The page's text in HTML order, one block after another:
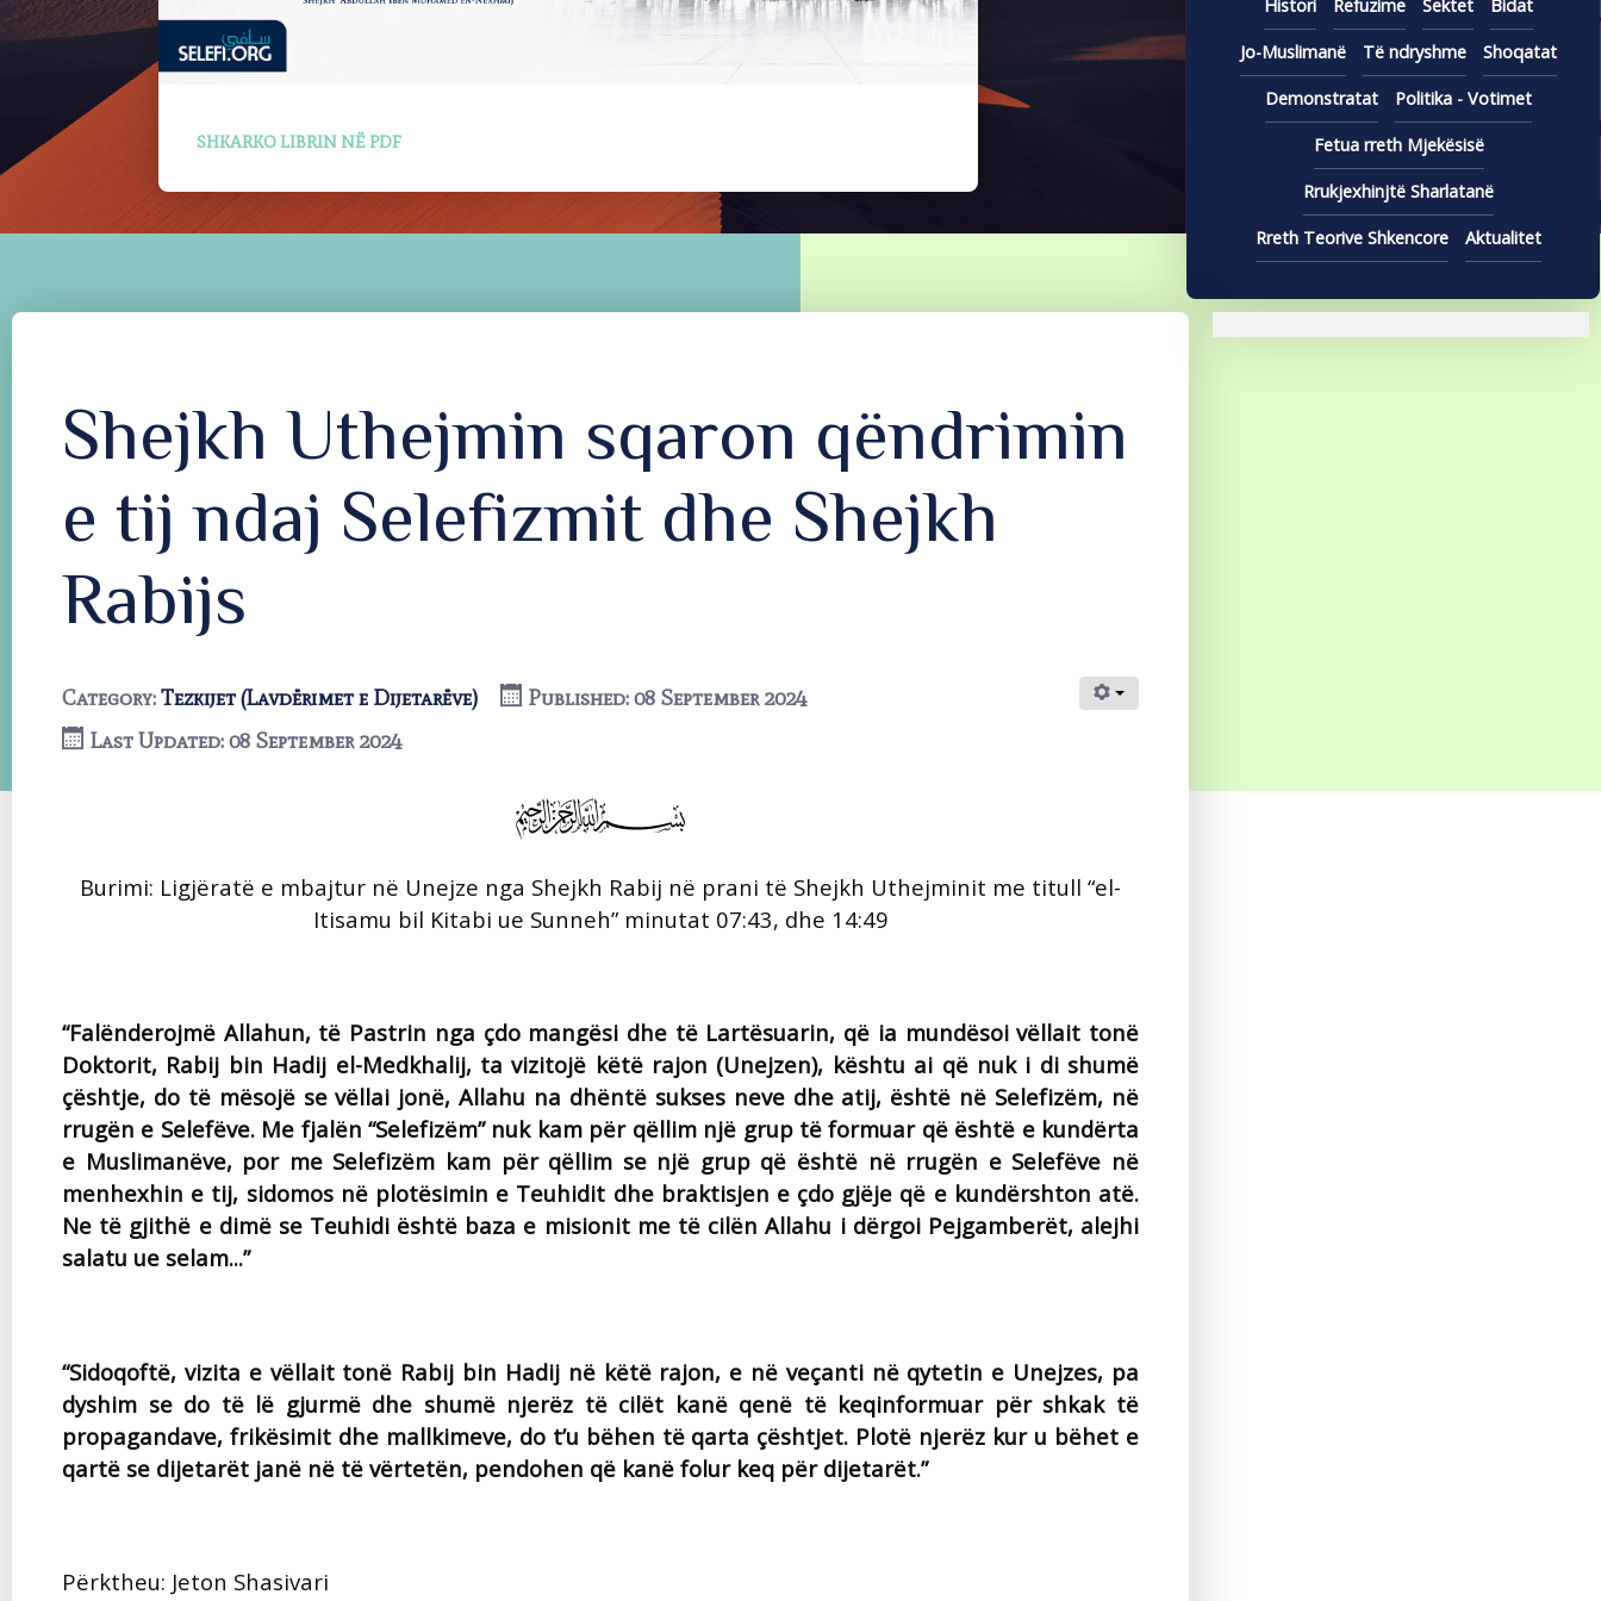
SHKARKO LIBRIN NË PDF
Histori Refuzime Sektet Bidat
Jo-Muslimanë Të ndryshme Shoqatat
Demonstratat Politika - Votimet
Fetua rreth Mjekësisë
Rrukjexhinjtë Sharlatanë
Rreth Teorive Shkencore Aktualitet
Shejkh Uthejmin sqaron qëndrimin
e tij ndaj Selefizmit dhe Shejkh
Rabijs
Category:Tezkijet (Lavdërimet e Dijetarëve)
Published: 08 September 2024
Last Updated: 08 September 2024
Burimi: Ligjëratë e mbajtur në Unejze nga Shejkh Rabij në prani të Shejkh Uthejminit me titull “el-
Itisamu bil Kitabi ue Sunneh” minutat 07:43, dhe 14:49
“Falënderojmë Allahun, të Pastrin nga çdo mangësi dhe të Lartësuarin, që ia mundësoi vëllait tonë
Doktorit, Rabij bin Hadij el-Medkhalij, ta vizitojë këtë rajon (Unejzen), kështu ai që nuk i di shumë
çështje, do të mësojë se vëllai jonë, Allahu na dhëntë sukses neve dhe atij, është në Selefizëm, në
rrugën e Selefëve. Me fjalën “Selefizëm” nuk kam për qëllim një grup të formuar që është e kundërta
e Muslimanëve, por me Selefizëm kam për qëllim se një grup që është në rrugën e Selefëve në
menhexhin e tij, sidomos në plotësimin e Teuhidit dhe braktisjen e çdo gjëje që e kundërshton atë.
Ne të gjithë e dimë se Teuhidi është baza e misionit me të cilën Allahu i dërgoi Pejgamberët, alejhi
salatu ue selam...”
“Sidoqoftë, vizita e vëllait tonë Rabij bin Hadij në këtë rajon, e në veçanti në qytetin e Unejzes, pa
dyshim se do të lë gjurmë dhe shumë njerëz të cilët kanë qenë të keqinformuar për shkak të
propagandave, frikësimit dhe mallkimeve, do t’u bëhen të qarta çështjet. Plotë njerëz kur u bëhet e
qartë se dijetarët janë në të vërtetën, pendohen që kanë folur keq për dijetarët.”
Përktheu: Jeton Shasivari